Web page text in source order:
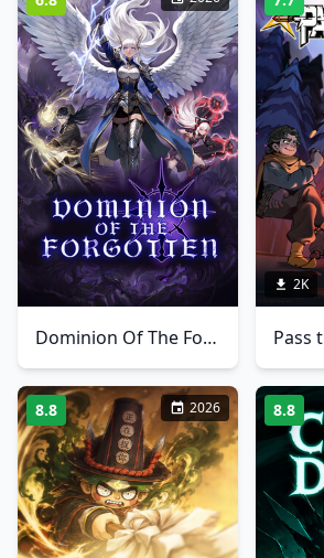
Dominion Of The Forgotten
2K
Pass
8.8 2026 8.8